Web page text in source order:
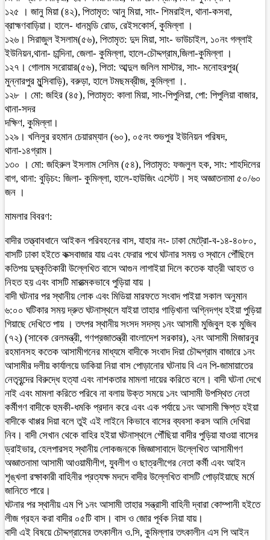
১২৫ । জানু মিয়া (৪২), পিতামৃত: আনু মিয়া, সাং- শিমরাইল, থানা-কসবা,
ব্রাহ্মণবাড়িয়া। হালে- ধানমন্ডি রোড, রেইসকোর্স, কুমিল্লা ।
১২৬। সিরাজুল ইসলাম(৫৬), পিতামৃত: দুদ মিয়া, সাং- ভাউচাইল, ১০নং গল্লাই
ইউনিয়ন,থানা- চান্দিনা, জেলা- কুমিল্লা, হালে-চৌদ্দগ্রাম,জিলা-কুমিল্লা ।
১২৭। গোলাম সরোয়ার(৫৬), পিতা: আব্দুল জলিল মাস্টার, সাং- মনোহরপুর(
মুন্নারপুর মুন্সিবাড়ি), বরুড়া, হালে টমছমব্রীজ, কুমিল্লা ।.
১২৮ । মো: জহির (৪৫), পিতামৃত: কালা মিয়া, সাং-পিপুলিয়া, পো: পিপুলিয়া বাজার,
থানা-সদর
দক্ষিণ, কুমিল্লা।
১২৯। খলিলুর রহমান চেয়ারম্যান (৬০), ০৫নং শুভপুর ইউনিয়ন পরিষদ,
থানা-১৪গ্রাম।
১৩০ । মো: জহিরুল ইসলাম সেলিম (৫৪), পিতামৃত: ফজলুল হক, সাং: শাহদিলের
বাগ, থানা: বুড়িচং: জিলা- কুমিল্লা, হালে-হাউজিং এস্টেট। সহ অজ্ঞাতনামা ৫০/৬০
জন ।
মামলার বিবরণ:
বাদীর তত্ত্বাবধানে আইকন পরিবহনের বাস, যাহার নং- ঢাকা মেট্রো-ব-১৪-৪০৮০,
বাসটি ঢাকা হইতে কক্সবাজার যায় এবং ফেরার পথে ঘটনার সময় ও স্থানে পৌঁছিলে
কতিপয় দুষ্কৃতিকারী উল্লেখিত বাসে আগুন লাগাইয়া দিলে কতেক যাত্রী আহত ও
নিহত হয় এবং বাসটি মারাত্মকভাবে পুড়িয়া যায় ।
বাদী ঘটনার পর স্থানীয় লোক এবং মিডিয়া মারফতে সংবাদ পাইয়া সকাল অনুমান
৬:০০ ঘটিকার সময় দ্রুত ঘটনাস্থলে যাইয়া তাহার গাড়িখানা অগ্নিদগ্ধ হইয়া পুড়িয়া
গিয়াছে দেখিতে পায় । তৎপর স্থানীয় সংসদ সদস্য ১নং আসামী মুজিবুল হক মুজিব
(৭২) (সাবেক রেলমন্ত্রী, গণপ্রজাতন্ত্রী বাংলাদেশ সরকার), ২নং আসামী মিজারনুর
রহমানসহ কতেক আসামীগনের মাধ্যমে বাদীকে সংবাদ দিয়া চৌদ্দগ্রাম বাজারে ১নং
আসামীর দলীয় কার্যালয়ে ডাকিয়া নিয়া বাস পোড়ানোর ঘটনায় বি এন পি-জামায়াতের
নেতৃবৃন্দের বিরুদ্ধে হত্যা এবং নাশকতার মামলা দায়ের করিতে বলে। বাদী ঘটনা দেখে
নাই এবং মামলা করিতে পরিবে না বলায় উক্ত সময়ে ১নং আসামী উপস্থিত নেতা
কর্মীগণ বাদীকে হুমকী-ধমকি প্রদান করে এবং এক পর্যায়ে ১নং আসামী ক্ষিপ্ত হইয়া
বাদীকে থাপ্পর দিয়া বলে তুই এই লাইনে কিভাবে বাসের ব্যবসা করস আমি দেখিয়া
নিব। বাদী সেখান থেকে বাহির হইয়া ঘটনাস্থলে পৌঁছিয়া বাদীর পুড়িয়া যাওয়া বাসের
ড্রাইভার, হেলপারসহ স্থানীয় লোকজনকে জিজ্ঞাসাবাদে উল্লেখিত আসামীগণ
অজ্ঞাতনামা আসামী আওয়ামীলীগ, যুবলীগ ও ছাত্রলীগের নেতা কর্মী এবং আইন
শৃঙ্খলা রক্ষাকারী বাহিনীর প্রত্যক্ষ মদদে বাদীর উল্লেখিত বাসটি পোড়াইয়াছে মর্মে
জানিতে পারে।
ঘটনার পর স্থানীয় এম পি ১নং আসামী তাহার সন্ত্রাসী বাহিনী দ্বারা কোম্পানী হইতে
লীজ গ্রহন করা বাদীর ০৫টি বাস। বাস ও জোর পূর্বক নিয়া যায়।
বাদী এই বিষয়ে চৌদ্দগ্রামের তৎকালীন ও.সি, কুমিল্লার তৎকালীন এস পি আইন